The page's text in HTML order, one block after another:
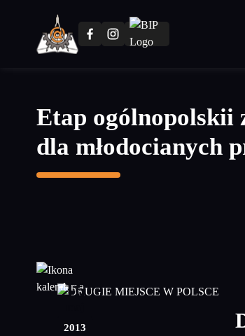
głównej
Etap ogólnopolskii
dla młodocianych
16
2013